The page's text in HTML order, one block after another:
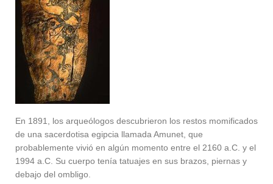
En 1891, los arqueólogos descubrieron los restos momificados
de una sacerdotisa egipcia llamada Amunet, que
probablemente vivió en algún momento entre el 2160 a.C. y el
1994 a.C. Su cuerpo tenía tatuajes en sus brazos, piernas y
debajo del ombligo.